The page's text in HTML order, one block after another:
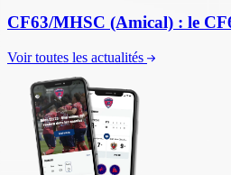
CF63/MHSC (Amical) : le
Voir toutes les actualités